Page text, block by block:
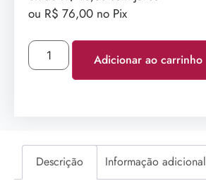
ou R$ 76,00 no Pix
Adicionar ao carrinho
Descrição Informação adicional